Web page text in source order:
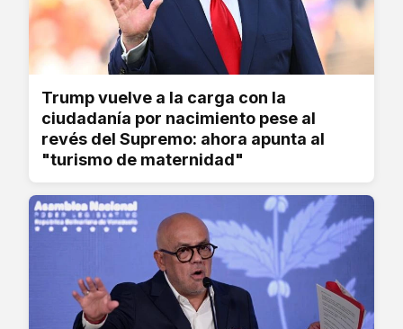
Trump vuelve a la carga con la
ciudadanía por nacimiento pese al
revés del Supremo: ahora apunta al
"turismo de maternidad"